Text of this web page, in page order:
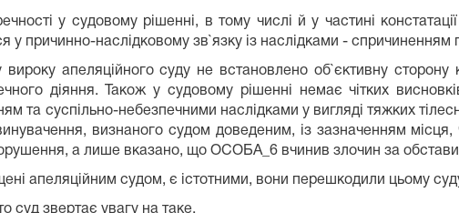
у судовому рішенні, в тому числі й у частині
у причинно-наслідковому зв`язку із наслідками -
апеляційного суду не встановлено об`єктивну сторону
діяння. Також у судовому рішенні немає чітких
та суспільно-небезпечними наслідками у вигляді тяжких
визнаного судом доведеним, із зазначенням
а лише вказано, що ОСОБА_6 вчинив злочин за
апеляційним судом, є істотними, вони перешкодили цьому
суд звертає увагу на таке.